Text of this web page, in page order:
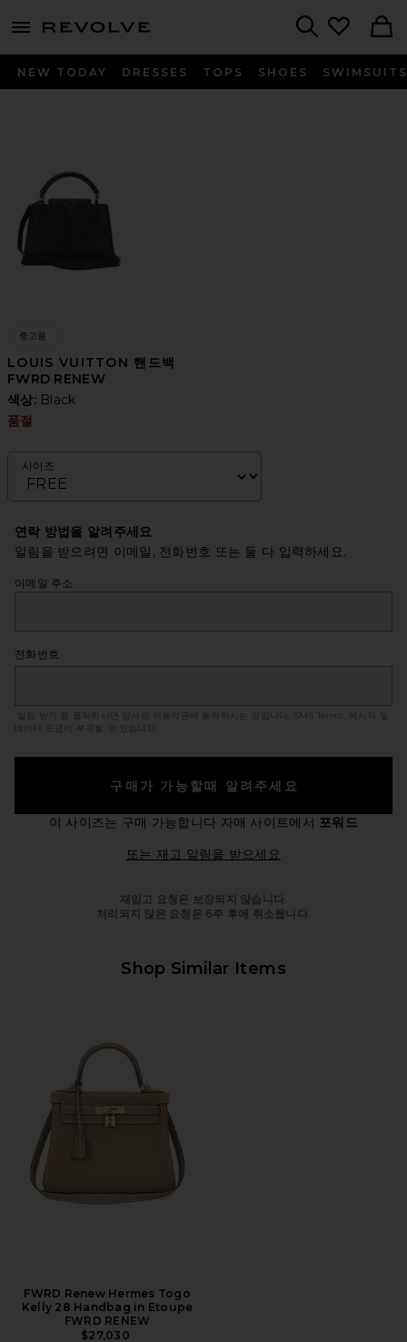
menu - shows more content
NEW TODAY DRESSES TOPS SHOES SWIMSUITS
중고품
LOUIS VUITTON 핸드백
FWRD RENEW
색상: Black
품절
사이즈
연락 방법을 알려주세요
알림을 받으려면 이메일, 전화번호 또는 둘 다 입력하세요.
이메일 주소
전화번호
'알림 받기'를 클릭하시면 당사의 이용약관에 동의하시는 것입니다. SMS Terms
. 메시지 및
데이터 요금이 부과될 수 있습니다.
구매가 가능할때 알려주세요
이 사이즈는 구매 가능합니다 자매 사이트에서 포워드
또는 재고 알림을 받으세요
재입고 요청은 보장되지 않습니다.
처리되지 않은 요청은 6주 후에 취소됩니다.
Shop Similar Items
FWRD Renew Hermes Togo
Kelly 28 Handbag in Etoupe
FWRD RENEW
$27,030